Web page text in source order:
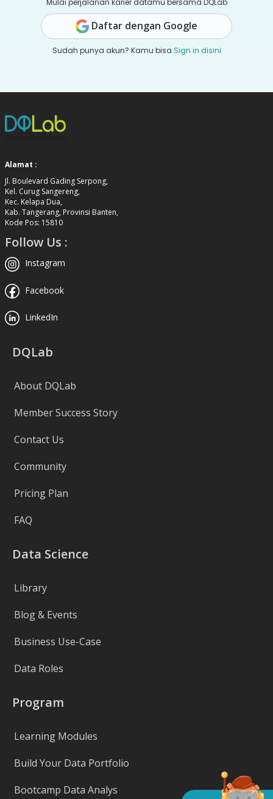
Mulai perjalanan karier datamu bersama DQLab
Daftar dengan Google
Sudah punya akun? Kamu bisa Sign in disini
Alamat :
Jl. Boulevard Gading Serpong,
Kel. Curug Sangereng,
Kec. Kelapa Dua,
Kab. Tangerang, Provinsi Banten,
Kode Pos: 15810
Follow Us :
Instagram
Facebook
LinkedIn
DQLab
About DQLab
Member Success Story
Contact Us
Community
Pricing Plan
FAQ
Data Science
Library
Blog & Events
Business Use-Case
Data Roles
Program
Learning Modules
Build Your Data Portfolio
Bootcamp Data Analys